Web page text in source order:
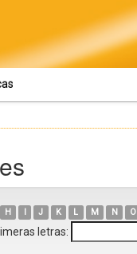
H I J K L M N O
letras: